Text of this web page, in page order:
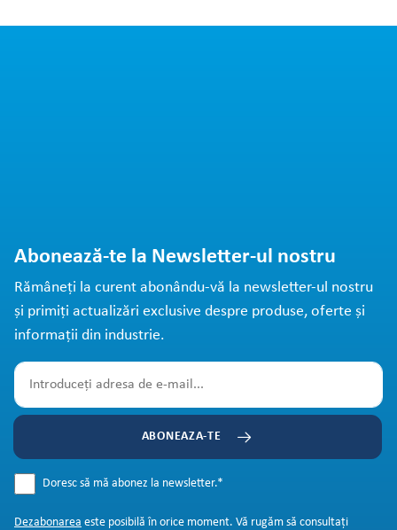
Abonează-te la Newsletter-ul nostru
Rămâneți la curent abonându-vă la newsletter-ul nostru
și primiți actualizări exclusive despre produse, oferte și
informații din industrie.
ABONEAZA-TE
Doresc să mă abonez la newsletter.*
Dezabonarea este posibilă în orice moment. Vă rugăm să consultați